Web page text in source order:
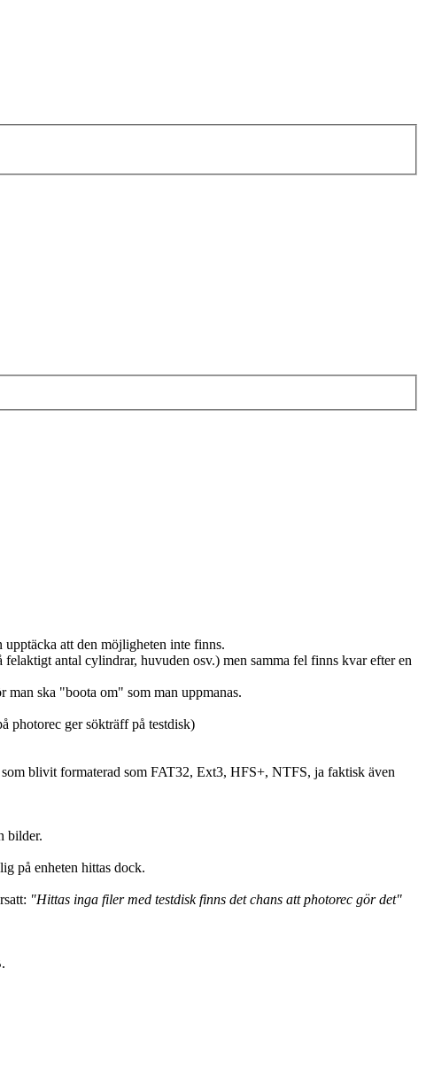
att den möjligheten inte finns.
antal cylindrar, huvuden osv.) men samma fel finns kvar efter en
man ska "boota om" som man uppmanas.
photorec ger sökträff på testdisk)
blivit formaterad som FAT32, Ext3, HFS+, NTFS, ja faktisk även
bilder.
på enheten hittas dock.
"Hittas inga filer med testdisk finns det chans att photorec gör det"